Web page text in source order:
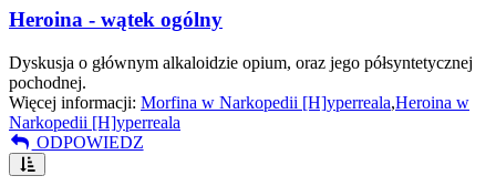
Heroina - wątek ogólny
Dyskusja o głównym alkaloidzie opium, oraz jego półsyntetycznej
pochodnej.
Więcej informacji: Morfina w Narkopedii [H]yperreala,Heroina w
Narkopedii [H]yperreala
ODPOWIEDZ